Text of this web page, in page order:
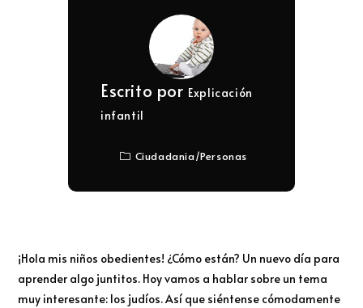
Escrito por Explicación
infantil
Ciudadania/Personas
¡Hola mis niños obedientes! ¿Cómo están? Un nuevo día para
aprender algo juntitos. Hoy vamos a hablar sobre un tema
muy interesante: los judíos. Así que siéntense cómodamente